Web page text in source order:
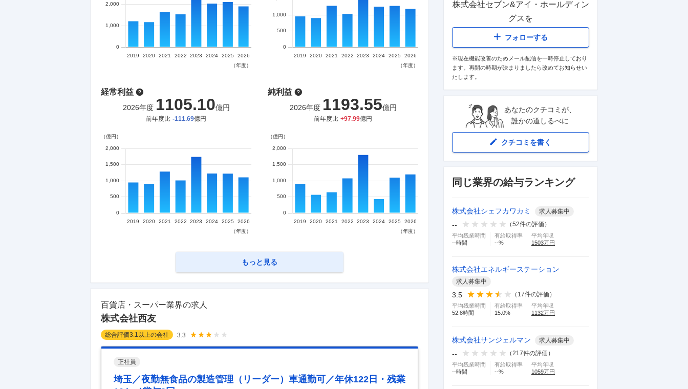
経常利益
2026年度 1105.10億円
前年度比 -111.69億円
純利益
2026年度 1193.55億円
前年度比 +97.99億円
もっと見る
百貨店・スーパー業界の求人
株式会社西友
総合評価3.1 以上の会社 3.3
正社員
埼玉／夜勤無食品の製造管理（リーダー）車通勤可／年休122日・残業
株式会社セブン&アイ・ホールディン
グス を
フォローする
※現在機能改善のためメール配信を一時停止しており
ます。再開の時期が決まりましたら改めてお知らせい
たします。
あなたのクチコミが、
誰かの道しるべに
クチコミを書く
同じ業界の給与ランキング
株式会社シェフカワカミ 求人募集中
-- （52件の評価）
平均残業時間
--時間
有給取得率
--%
平均年収
1503万円
株式会社エネルギーステーション
求人募集中
3.5 （ 17件の評価）
平均残業時間
52.8時間
有給取得率
15.0%
平均年収
1132万円
株式会社サンジェルマン 求人募集中
-- （217件の評価）
平均残業時間
--時間
有給取得率
--%
平均年収
1059万円